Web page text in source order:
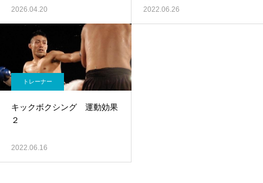
2026.04.20 2022.06.26
トレーナー
キックボクシング 運動効果
２
2022.06.16